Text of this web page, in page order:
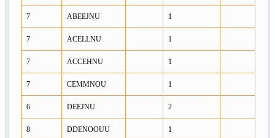
7 ABEEJNU 1
7 ACELLNU 1
7 ACCEHNU 1
7 CEMMNOU 1
6 DEEJNU 2
8 DDENOOUU 1